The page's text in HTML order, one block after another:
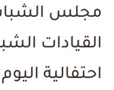
مجلس
القيادات
احتفالية